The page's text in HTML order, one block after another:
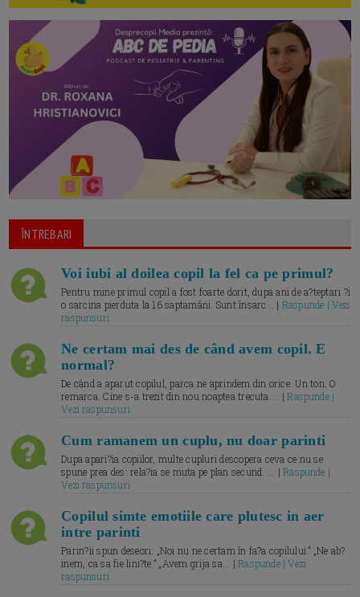
ÎNTREBARI
Voi iubi al doilea copil la fel ca pe primul?
Pentru mine primul copil a fost foarte dorit, dupa ani de a?teptari ?i
o sarcina pierduta la 16 saptamâni. Sunt însarc... | Raspunde | Vezi
raspunsuri
Ne certam mai des de când avem copil. E
normal?
De când a aparut copilul, parca ne aprindem din orice. Un ton. O
remarca. Cine s-a trezit din nou noaptea trecuta.... |Raspunde |
Vezi raspunsuri
Cum ramanem un cuplu, nu doar parinti
Dupa apari?ia copiilor, multe cupluri descopera ceva ce nu se
spune prea des: rela?ia se muta pe plan secund. ... |Raspunde |
Vezi raspunsuri
Copilul simte emotiile care plutesc in aer
intre parinti
Parin?ii spun deseori: „Noi nu ne certam în fa?a copilului.” „Ne ab?
inem, ca sa fie lini?te.” „Avem grija sa... |Raspunde | Vezi
raspunsuri